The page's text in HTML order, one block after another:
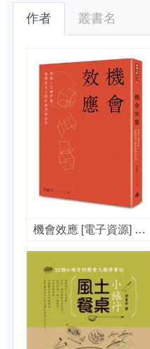
作者 叢書名
機會效應 [電子資源] : 掌握人生轉折點, 察覺成功之路的偶然與必然 / 洪震宇著